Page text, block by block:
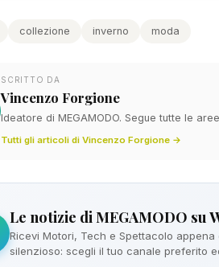
collezione inverno moda
SCRITTO DA
Vincenzo Forgione
Ideatore di MEGAMODO. Segue tutte le
Tutti gli articoli di Vincenzo Forgione →
Le notizie di MEGAMODO su
Ricevi Motori, Tech e Spettacolo
silenzioso: scegli il tuo canale preferito